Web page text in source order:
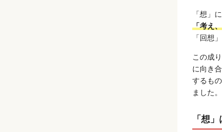
「想」
「考え
「回想
この成
に向き
するも
ました。
「想